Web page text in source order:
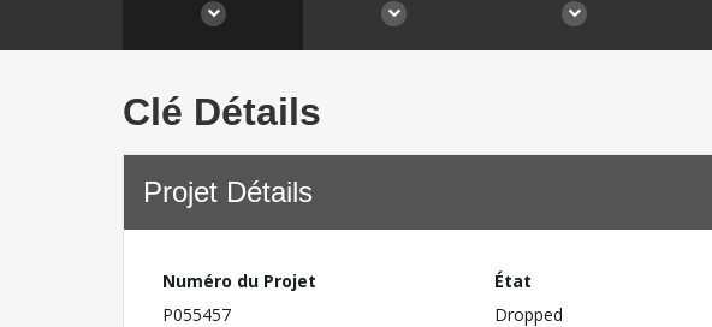
Clé Détails
Projet Détails
Numéro du Projet
P055457
État
Dropped